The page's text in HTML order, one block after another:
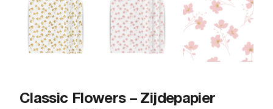
Classic Flowers – Zijdepapier